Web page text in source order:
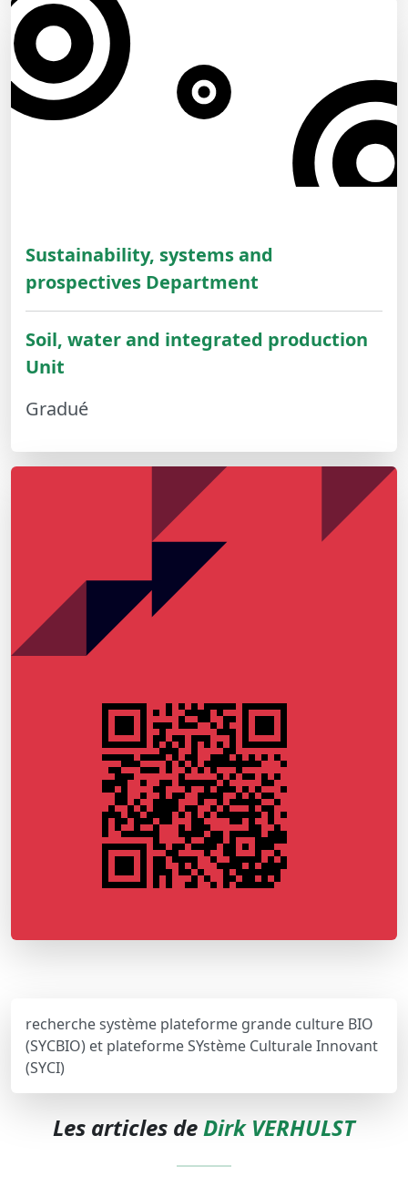
Sustainability, systems and
prospectives Department
Soil, water and integrated production
Unit
Gradué
recherche système plateforme grande culture BIO
(SYCBIO) et plateforme SYstème Culturale Innovant
(SYCI)
Les articles deDirk VERHULST